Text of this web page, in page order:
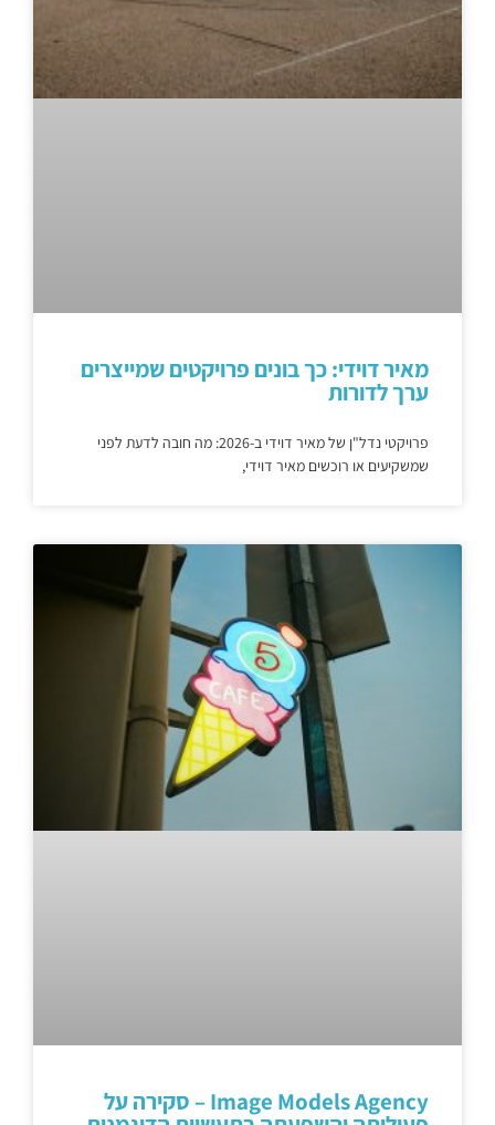
מאיר דוידי: כך בונים פרויקטים שמייצרים
ערך לדורות
פרויקטי נדל"ן של מאיר דוידי ב-2026: מה חובה לדעת לפני
שמשקיעים או רוכשים מאיר דוידי,
Image Models Agency – סקירה על